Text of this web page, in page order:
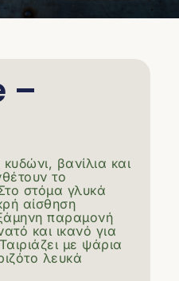
–
βανίλια και
το
στόμα γλυκά
αίσθηση
παραμονή
και ικανό για
με ψάρια
λευκά